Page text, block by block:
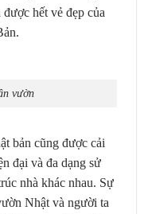
hết vẻ đẹp của
vườn
bản cũng được cải
đại và đa dạng sử
nhà khác nhau. Sự
Nhật và người ta